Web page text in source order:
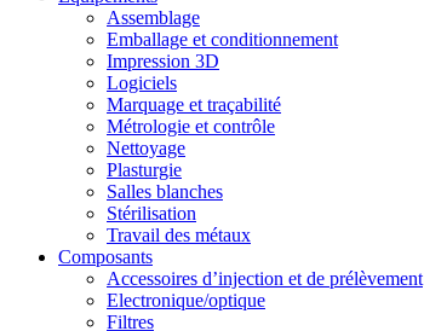
Assemblage
Emballage et conditionnement
Impression 3D
Logiciels
Marquage et traçabilité
Métrologie et contrôle
Nettoyage
Plasturgie
Salles blanches
Stérilisation
Travail des métaux
Composants
Accessoires d’injection et de prélèvement
Electronique/optique
Filtres